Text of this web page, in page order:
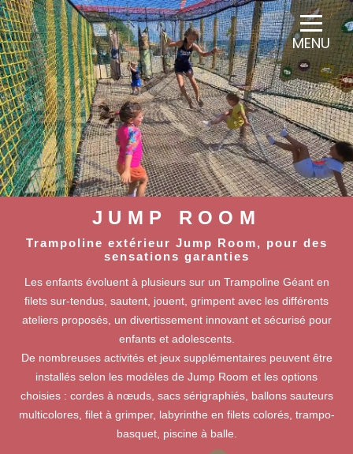
MENU
JUMP ROOM
Trampoline extérieur Jump Room, pour des
sensations garanties
Les enfants évoluent à plusieurs sur un Trampoline Géant en
filets sur-tendus, sautent, jouent, grimpent avec les différents
ateliers proposés, un divertissement innovant et sécurisé pour
enfants et adolescents.
De nombreuses activités et jeux supplémentaires peuvent être
installés selon les modèles de Jump Room et les options
choisies : cordes à nœuds, sacs sérigraphiés, ballons sauteurs
multicolores, filet à grimper, labyrinthe en filets colorés, trampo-
basquet, piscine à balle.
Panneau de gestion des cookies